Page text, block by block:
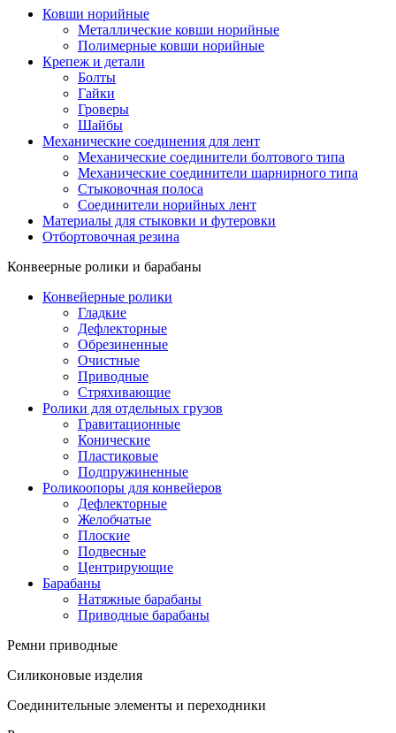
Ковши норийные
Металлические ковши норийные
Полимерные ковши норийные
Крепеж и детали
Болты
Гайки
Гроверы
Шайбы
Механические соединения для лент
Механические соединители болтового типа
Механические соединители шарнирного типа
Стыковочная полоса
Соединители норийных лент
Материалы для стыковки и футеровки
Отбортовочная резина
Конвеерные ролики и барабаны
Конвейерные ролики
Гладкие
Дефлекторные
Обрезиненные
Очистные
Приводные
Стряхивающие
Ролики для отдельных грузов
Гравитационные
Конические
Пластиковые
Подпружиненные
Роликоопоры для конвейеров
Дефлекторные
Желобчатые
Плоские
Подвесные
Центрирующие
Барабаны
Натяжные барабаны
Приводные барабаны
Ремни приводные
Силиконовые изделия
Соединительные элементы и переходники